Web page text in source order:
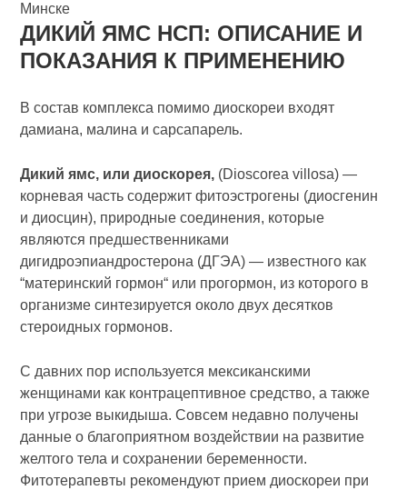
Минске
ДИКИЙ ЯМС НСП: ОПИСАНИЕ И
ПОКАЗАНИЯ К ПРИМЕНЕНИЮ
В состав комплекса помимо диоскореи входят
дамиана, малина и сарсапарель.
Дикий ямс, или диоскорея, (Dioscorea villosa) —
корневая часть содержит фитоэстрогены (диосгенин
и диосцин), природные соединения, которые
являются предшественниками
дигидроэпиандростерона (ДГЭА) — известного как
“материнский гормон“ или прогормон, из которого в
организме синтезируется около двух десятков
стероидных гормонов.
С давних пор используется мексиканскими
женщинами как контрацептивное средство, а также
при угрозе выкидыша. Совсем недавно получены
данные о благоприятном воздействии на развитие
желтого тела и сохранении беременности.
Фитотерапевты рекомендуют прием диоскореи при